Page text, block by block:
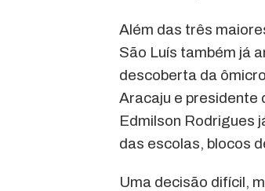
Além das três
São Luís também já
descoberta da
Aracaju e presidente
Edmilson Rodrigues
das escolas, blocos
Uma decisão difícil,